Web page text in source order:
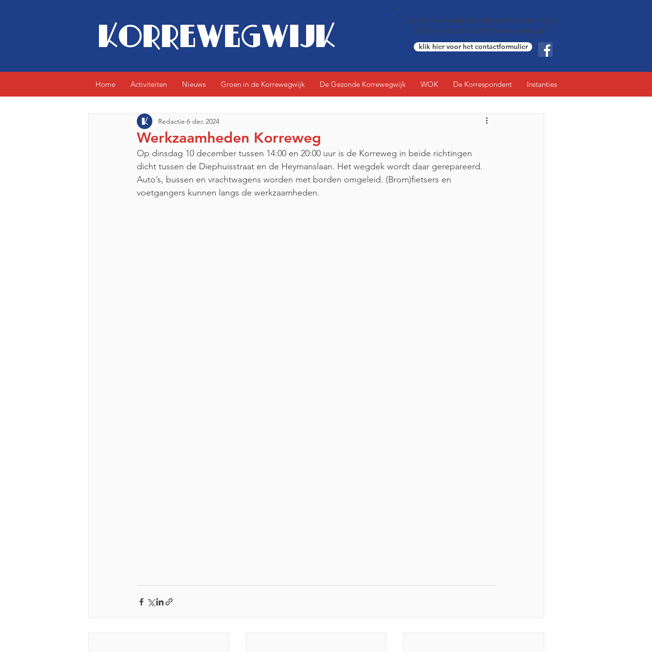
KORREWEGWIJK
De Korrewegwijk Groningen bestaat uit de
Indische buurt & de Professorenbuurt
klik hier voor het contactformulier
Home Activiteiten Nieuws Groen in de Korrewegwijk De Gezonde Korrewegwijk WOK De Korrespondent Instanties
Werkzaamheden Korreweg
Redactie 6 dec 2024
Op dinsdag 10 december tussen 14:00 en 20:00 uur is de Korreweg in beide richtingen
dicht tussen de Diephuisstraat en de Heymanslaan. Het wegdek wordt daar gerepareerd.
Auto’s, bussen en vrachtwagens worden met borden omgeleid. (Brom)fietsers en
voetgangers kunnen langs de werkzaamheden.